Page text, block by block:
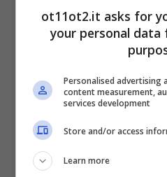
“Oops, numero sbagliato”,
quello che c’è da sapere
con un Sms
ot11ot2.it asks for
your personal
Personalised advertising
content measurement,
services development
Store and/or access
Learn more